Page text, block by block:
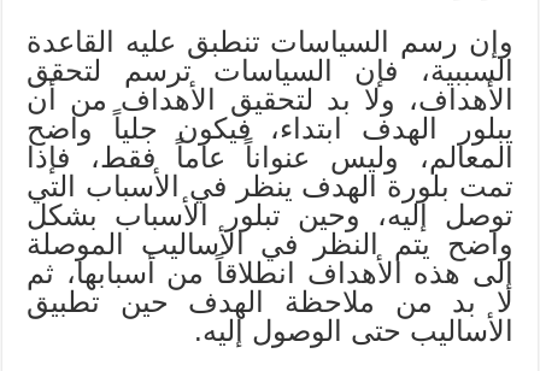
وإن رسم السياسات تنطبق عليه القاعدة
السببية، فإن السياسات ترسم لتحقق
الأهداف، ولا بد لتحقيق الأهداف من أن
يبلور الهدف ابتداء، فيكون جلياً واضح
المعالم، وليس عنواناً عاماً فقط، فإذا
تمت بلورة الهدف ينظر في الأسباب التي
توصل إليه، وحين تبلور الأسباب بشكل
واضح يتم النظر في الأساليب الموصلة
إلى هذه الأهداف انطلاقاً من أسبابها، ثم
لا بد من ملاحظة الهدف حين تطبيق
الأساليب حتى الوصول إليه.